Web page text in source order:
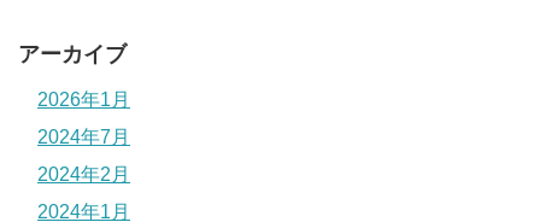
アーカイブ
2026年1月
2024年7月
2024年2月
2024年1月